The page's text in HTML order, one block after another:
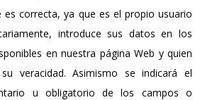
es correcta, ya que es el propio usuario
introduce sus datos en los
en nuestra página Web y quien
veracidad. Asimismo se indicará el
u obligatorio de los campos o